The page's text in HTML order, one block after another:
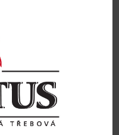
sudová MIROSLAV 17%
Přidat do košíku